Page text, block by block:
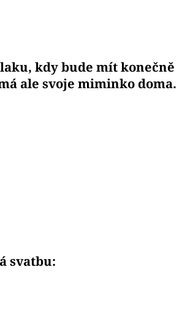
kdy bude mít konečně
ale svoje miminko doma.
svatbu: